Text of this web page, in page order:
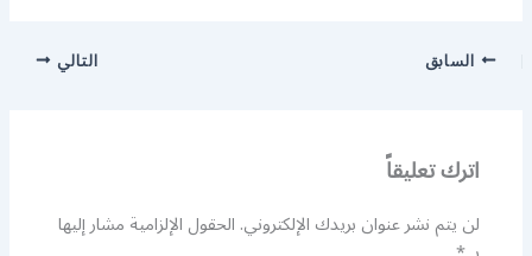
السابق التالي
اترك تعليقاً
لن يتم نشر عنوان بريدك الإلكتروني.الحقول الإلزامية مشار إليها